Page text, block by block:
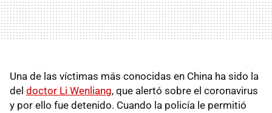
Una de las víctimas más conocidas en China ha sido la
del doctor Li Wenliang, que alertó sobre el coronavirus
y por ello fue detenido. Cuando la policía le permitió